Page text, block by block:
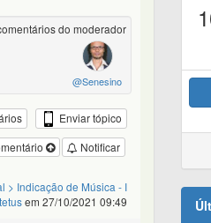
do moderador
@Senesino
Enviar tópico
Notificar
> Indicação de Música - I
em 27/10/2021 09:49